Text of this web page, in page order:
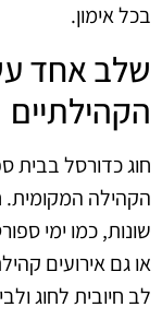
בכל אימון.
שלב אחד
הקהילתיים
חוג כדורסל בבית
הקהילה
שונות, כמו ימי
או גם אירועים
לב חיובית לחוג